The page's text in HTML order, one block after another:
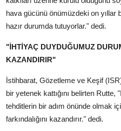
hava gücünü önümüzdeki on yıllar
hazır durumda tutuyorlar." dedi.
"İHTİYAÇ DUYDUĞUMUZ
KAZANDIRIR"
İstihbarat, Gözetleme ve Keşif
bir yetenek kattığını belirten
tehditlerin bir adım önünde olmak
farkındalığını kazandırır." dedi.